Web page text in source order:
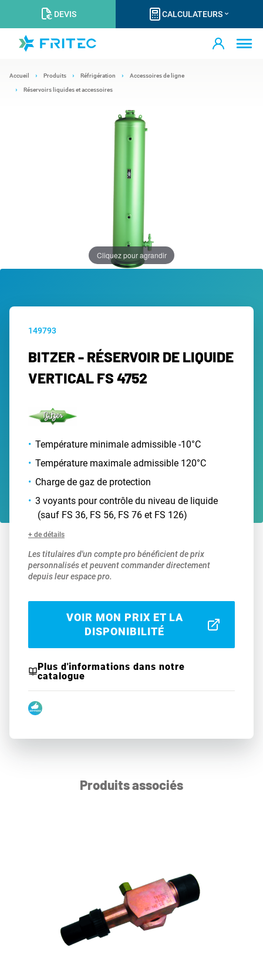
DEVIS CALCULATEURS
Accueil Produits Réfrigération Accessoires de ligne
Réservoirs liquides et accessoires
Cliquez pour agrandir
149793
BITZER - RÉSERVOIR DE LIQUIDE
VERTICAL FS 4752
Température minimale admissible -10°C
Température maximale admissible 120°C
Charge de gaz de protection
3 voyants pour contrôle du niveau de liquide
(sauf FS 36, FS 56, FS 76 et FS 126)
+ de détails
Les titulaires d'un compte pro bénéficient de prix
personnalisés et peuvent commander directement
depuis leur espace pro.
VOIR MON PRIX ET LA
DISPONIBILITÉ
Plus d'informations dans notre
catalogue
Produits associés